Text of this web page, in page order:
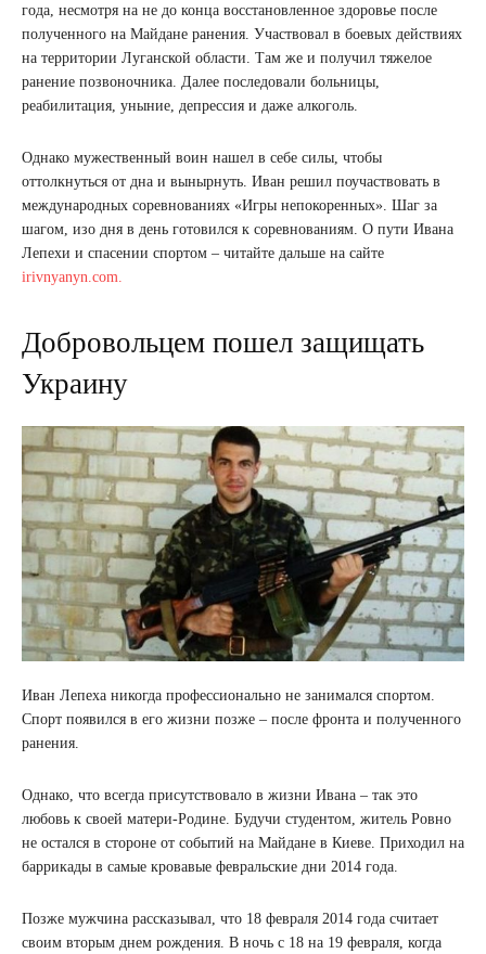
года, несмотря на не до конца восстановленное здоровье после
полученного на Майдане ранения. Участвовал в боевых действиях
на территории Луганской области. Там же и получил тяжелое
ранение позвоночника. Далее последовали больницы,
реабилитация, уныние, депрессия и даже алкоголь.
Однако мужественный воин нашел в себе силы, чтобы
оттолкнуться от дна и вынырнуть. Иван решил поучаствовать в
международных соревнованиях «Игры непокоренных». Шаг за
шагом, изо дня в день готовился к соревнованиям. О пути Ивана
Лепехи и спасении спортом – читайте дальше на сайте
irivnyanyn.com.
Добровольцем пошел защищать
Украину
Иван Лепеха никогда профессионально не занимался спортом.
Спорт появился в его жизни позже – после фронта и полученного
ранения.
Однако, что всегда присутствовало в жизни Ивана – так это
любовь к своей матери-Родине. Будучи студентом, житель Ровно
не остался в стороне от событий на Майдане в Киеве. Приходил на
баррикады в самые кровавые февральские дни 2014 года.
Позже мужчина рассказывал, что 18 февраля 2014 года считает
своим вторым днем ​​рождения. В ночь с 18 на 19 февраля, когда